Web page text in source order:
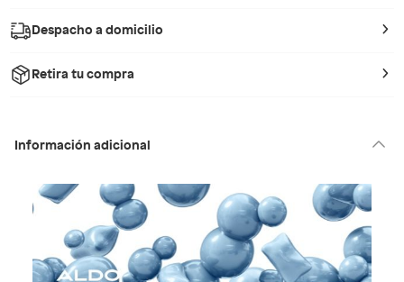
Despacho a domicilio
Retira tu compra
Información adicional